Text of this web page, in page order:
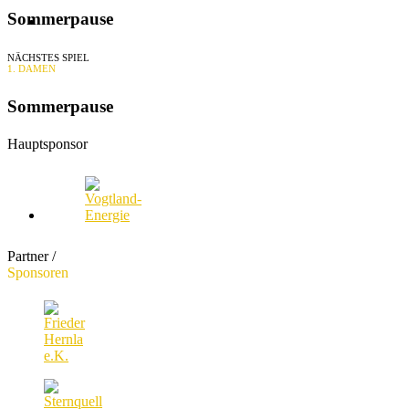
KONTAKT
Sommerpause
NÄCHSTES SPIEL
1. DAMEN
Sommerpause
Hauptsponsor
Partner /
Sponsoren